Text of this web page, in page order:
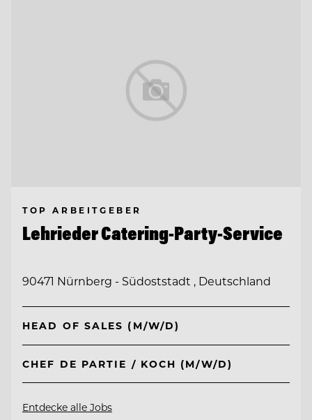
TOP ARBEITGEBER
Lehrieder Catering-Party-Service
90471 Nürnberg - Südoststadt , Deutschland
HEAD OF SALES (M/W/D)
CHEF DE PARTIE / KOCH (M/W/D)
Entdecke alle Jobs